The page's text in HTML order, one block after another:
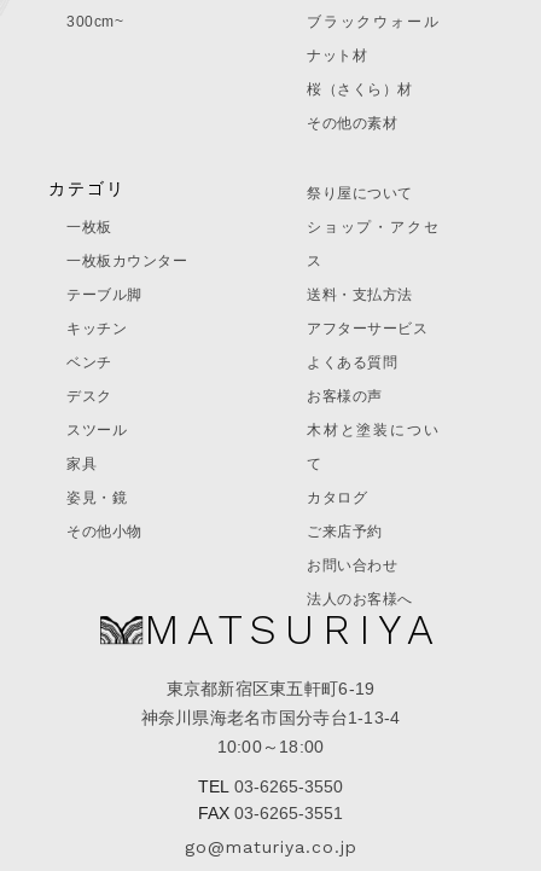
MATSURIYA
東京都新宿区東五軒町6-19
神奈川県海老名市国分寺台1-13-4
10:00～18:00
TEL 03-6265-3550
FAX 03-6265-3551
go@maturiya.co.jp
300cm~
ブラックウォール
ナット材
桜（さくら）材
その他の素材
カテゴリ
一枚板
一枚板カウンター
テーブル脚
キッチン
ベンチ
デスク
スツール
家具
姿見・鏡
その他小物
祭り屋について
ショップ・アクセ
ス
送料・支払方法
アフターサービス
よくある質問
お客様の声
木材と塗装につい
て
カタログ
ご来店予約
お問い合わせ
法人のお客様へ